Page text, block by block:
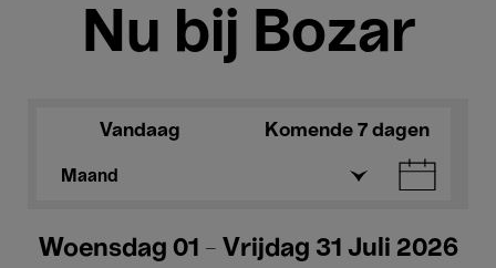
Nu bij Bozar
Vandaag Komende 7 dagen
Maand
Woensdag 01 - Vrijdag 31 Juli 2026